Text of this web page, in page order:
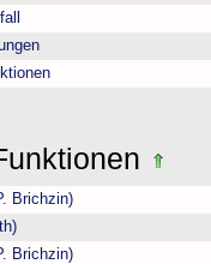
Brichzin)
Brichzin)